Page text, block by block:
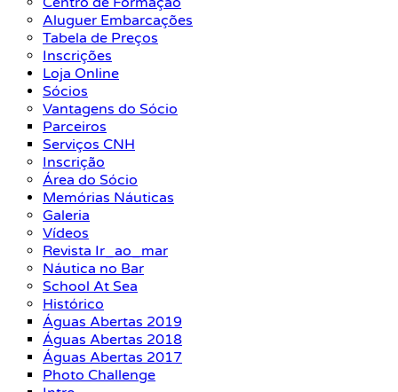
Aluguer Embarcações
Tabela de Preços
Inscrições
Loja Online
Sócios
Vantagens do Sócio
Parceiros
Serviços CNH
Inscrição
Área do Sócio
Memórias Náuticas
Galeria
Vídeos
Revista Ir_ao_mar
Náutica no Bar
School At Sea
Histórico
Águas Abertas 2019
Águas Abertas 2018
Águas Abertas 2017
Photo Challenge